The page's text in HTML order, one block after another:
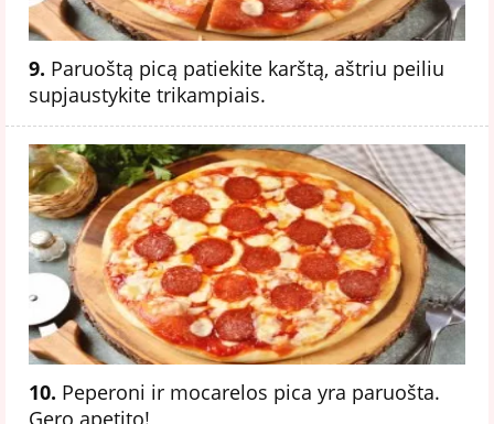
9. Paruoštą picą patiekite karštą, aštriu peiliu
supjaustykite trikampiais.
10. Peperoni ir mocarelos pica yra paruošta.
Gero apetito!